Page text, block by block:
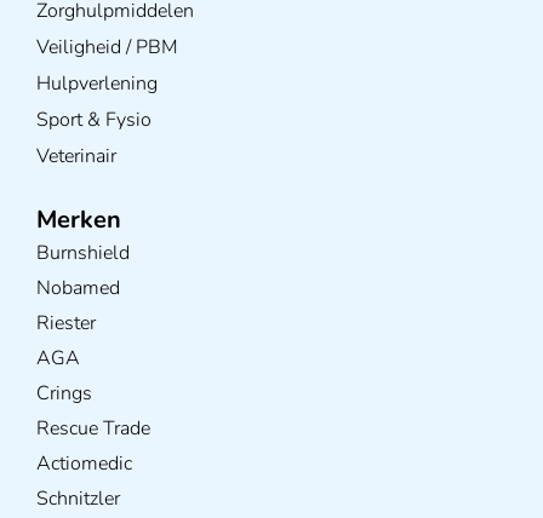
Zorghulpmiddelen
Veiligheid / PBM
Hulpverlening
Sport & Fysio
Veterinair
Merken
Burnshield
Nobamed
Riester
AGA
Crings
Rescue Trade
Actiomedic
Schnitzler